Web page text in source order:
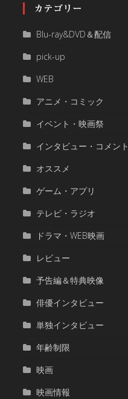
カテゴリー
Blu-ray&DVD＆配信
pick-up
WEB
アニメ・コミック
イベント・映画祭
インタビュー・コメント
オススメ
ゲーム・アプリ
テレビ・ラジオ
ドラマ・WEB映画
レビュー
予告編＆特典映像
俳優インタビュー
単独インタビュー
年齢制限
映画
映画情報